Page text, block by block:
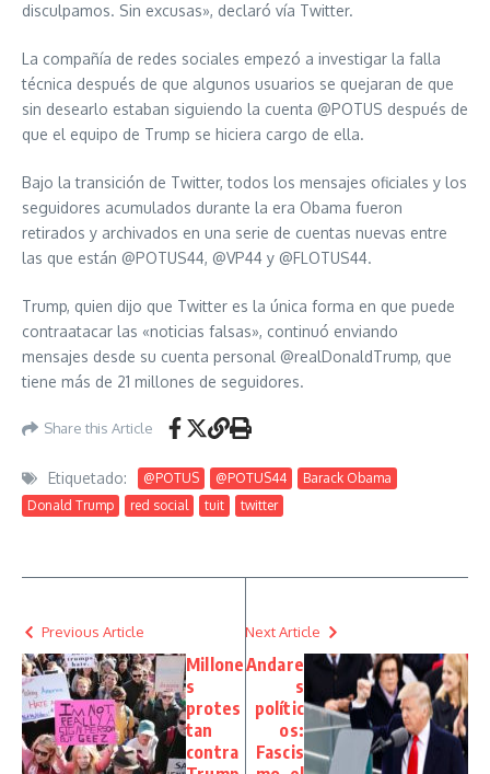
disculpamos. Sin excusas», declaró vía Twitter.
La compañía de redes sociales empezó a investigar la falla
técnica después de que algunos usuarios se quejaran de que
sin desearlo estaban siguiendo la cuenta @POTUS después de
que el equipo de Trump se hiciera cargo de ella.
Bajo la transición de Twitter, todos los mensajes oficiales y los
seguidores acumulados durante la era Obama fueron
retirados y archivados en una serie de cuentas nuevas entre
las que están @POTUS44, @VP44 y @FLOTUS44.
Trump, quien dijo que Twitter es la única forma en que puede
contraatacar las «noticias falsas», continuó enviando
mensajes desde su cuenta personal @realDonaldTrump, que
tiene más de 21 millones de seguidores.
Share this Article
Etiquetado: @POTUS @POTUS44
Barack Obama
Donald Trump
red social tuit twitter
Previous Article
Millone
s
protes
tan
contra
Next Article
Andare
s
polític
os:
Fascis